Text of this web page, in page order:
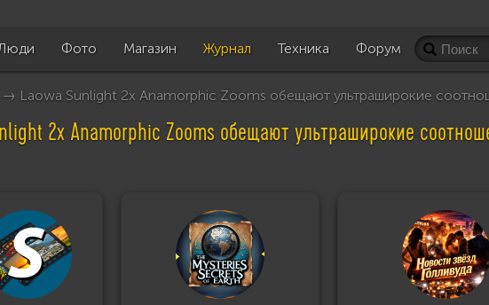
Фото Магазин Журнал Техника Форум
→ Laowa Sunlight 2x Anamorphic Zooms обещают ультраширокие
2x Anamorphic Zooms обещают ультраширокие